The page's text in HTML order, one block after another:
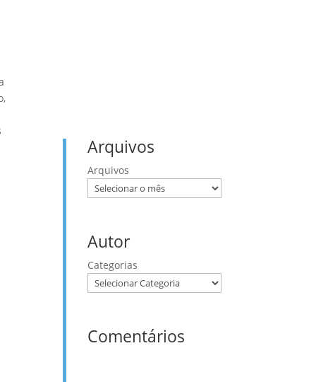
Arquivos
Arquivos
Autor
Categorias
Comentários